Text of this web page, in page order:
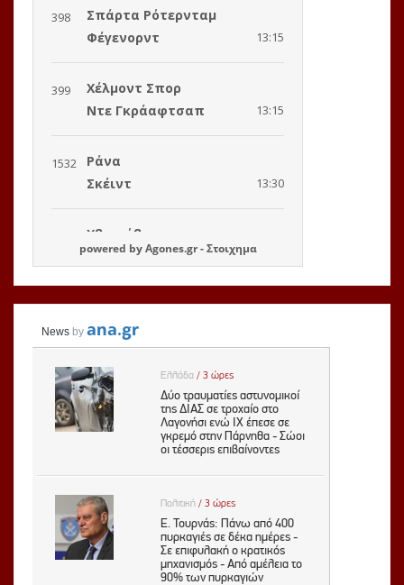
powered byAgones.gr-Στοιχημα